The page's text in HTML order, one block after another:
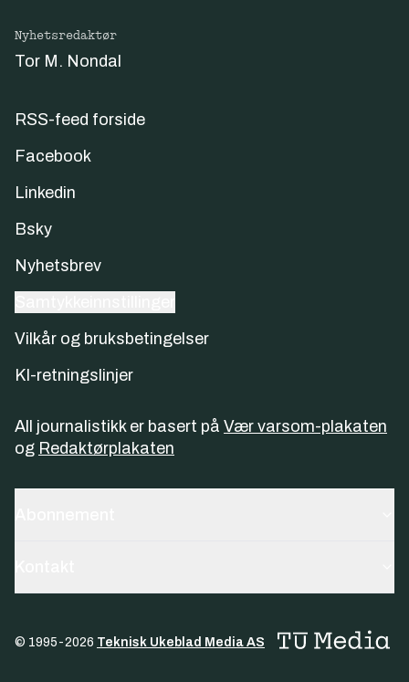
Nyhetsredaktør
Tor M. Nondal
RSS-feed forside
Facebook
Linkedin
Bsky
Nyhetsbrev
Vilkår og bruksbetingelser
KI-retningslinjer
All journalistikk er basert på Vær varsom-plakaten
og Redaktørplakaten
© 1995-2026 Teknisk Ukeblad Media AS